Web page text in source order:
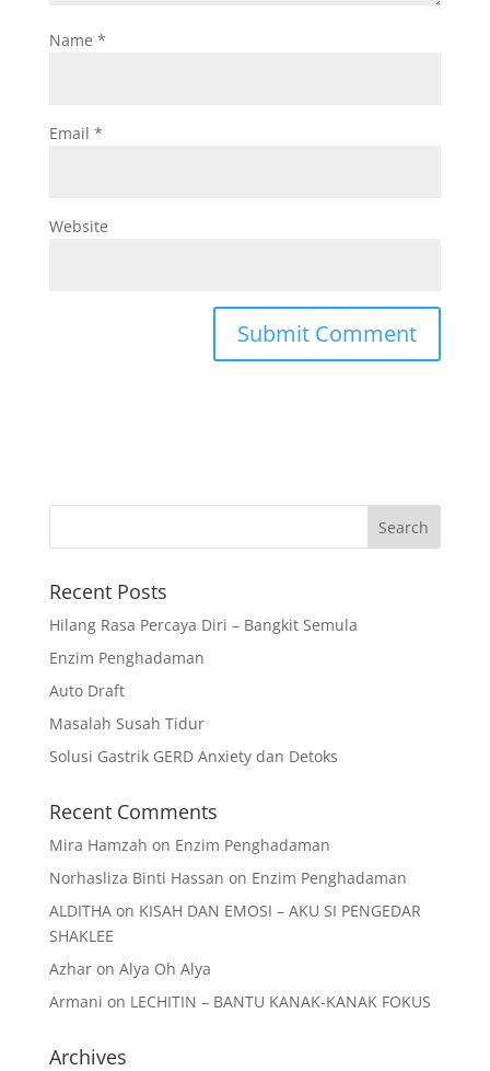
Name *
Email *
Website
Recent Posts
Hilang Rasa Percaya Diri – Bangkit Semula
Enzim Penghadaman
Auto Draft
Masalah Susah Tidur
Solusi Gastrik GERD Anxiety dan Detoks
Recent Comments
Mira Hamzah on Enzim Penghadaman
Norhasliza Binti Hassan on Enzim Penghadaman
ALDITHAon KISAH DAN EMOSI – AKU SI PENGEDAR
SHAKLEE
Azharon Alya Oh Alya
Armani on LECHITIN – BANTU KANAK-KANAK FOKUS
Archives